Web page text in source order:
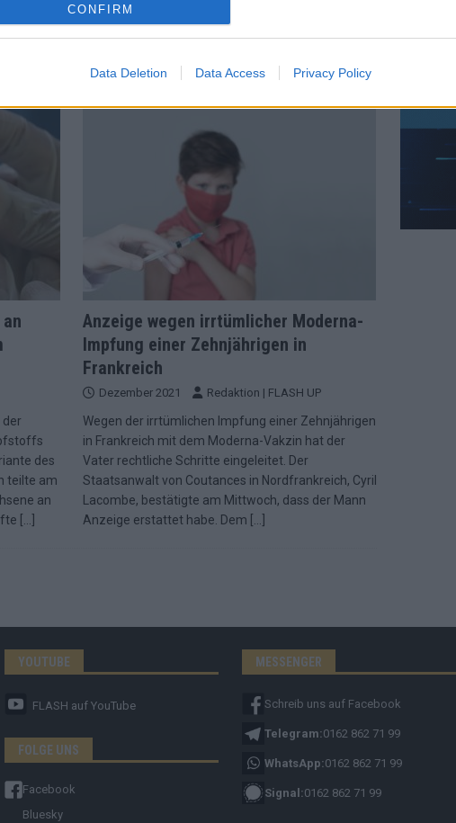
CONFIRM
Data Deletion Data Access Privacy Policy
sich auf
das Unternehmen am Montag
des
teilte am
an
Anzeige wegen irrtümlicher Moderna-
Impfung einer Zehnjährigen in
Frankreich
Dezember 2021 Redaktion | FLASH UP
Wegen der irrtümlichen Impfung einer Zehnjährigen
in Frankreich mit dem Moderna-Vakzin hat der
Vater rechtliche Schritte eingeleitet. Der
Staatsanwalt von Coutances in Nordfrankreich, Cyril
Lacombe, bestätigte am Mittwoch, dass der Mann
Anzeige erstattet habe. Dem
YOUTUBE
FLASH auf YouTube
FOLGE UNS
Facebook
Bluesky
MESSENGER
Schreib uns auf Facebook
Telegram:0162 862 71 99
WhatsApp:0162 862 71 99
Signal:0162 862 71 99